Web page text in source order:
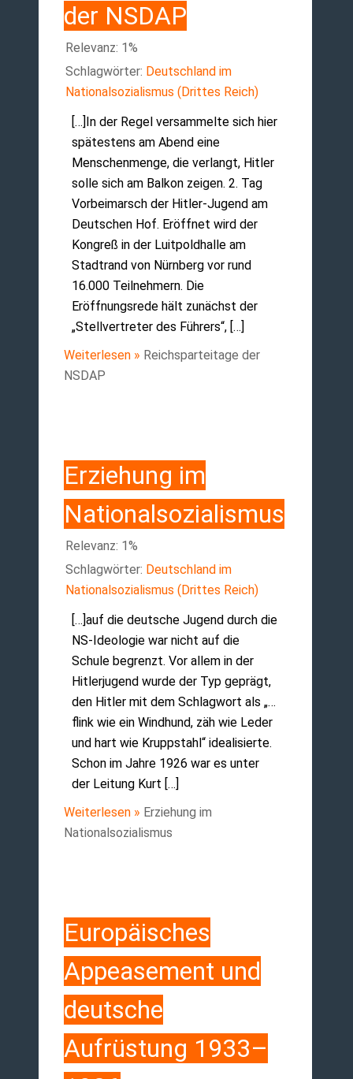
der NSDAP
Relevanz: 1%
Schlagwörter: Deutschland im
Nationalsozialismus (Drittes Reich)
[…]In der Regel versammelte sich hier
spätestens am Abend eine
Menschenmenge, die verlangt, Hitler
solle sich am Balkon zeigen. 2. Tag
Vorbeimarsch der Hitler-Jugend am
Deutschen Hof. Eröffnet wird der
Kongreß in der Luitpoldhalle am
Stadtrand von Nürnberg vor rund
16.000 Teilnehmern. Die
Eröffnungsrede hält zunächst der
„Stellvertreter des Führers“, […]
Weiterlesen » Reichsparteitage der
NSDAP
Erziehung im
Nationalsozialismus
Relevanz: 1%
Schlagwörter: Deutschland im
Nationalsozialismus (Drittes Reich)
[…]auf die deutsche Jugend durch die
NS-Ideologie war nicht auf die
Schule begrenzt. Vor allem in der
Hitlerjugend wurde der Typ geprägt,
den Hitler mit dem Schlagwort als „…
flink wie ein Windhund, zäh wie Leder
und hart wie Kruppstahl“ idealisierte.
Schon im Jahre 1926 war es unter
der Leitung Kurt […]
Weiterlesen » Erziehung im
Nationalsozialismus
Europäisches
Appeasement und
deutsche
Aufrüstung 1933–